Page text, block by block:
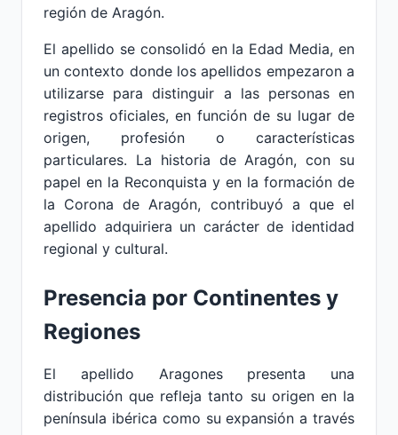
región de Aragón.
El apellido se consolidó en la Edad Media, en
un contexto donde los apellidos empezaron a
utilizarse para distinguir a las personas en
registros oficiales, en función de su lugar de
origen, profesión o características
particulares. La historia de Aragón, con su
papel en la Reconquista y en la formación de
la Corona de Aragón, contribuyó a que el
apellido adquiriera un carácter de identidad
regional y cultural.
Presencia por Continentes y
Regiones
El apellido Aragones presenta una
distribución que refleja tanto su origen en la
península ibérica como su expansión a través